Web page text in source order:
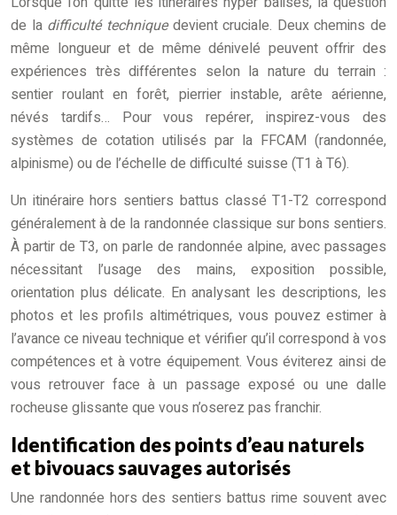
de la difficulté techniquedevient cruciale. Deux chemins de
même longueur et de même dénivelé peuvent offrir des
expériences très différentes selon la nature du terrain :
sentier roulant en forêt, pierrier instable, arête aérienne,
névés tardifs… Pour vous repérer, inspirez-vous des
systèmes de cotation utilisés par la FFCAM (randonnée,
alpinisme) ou de l’échelle de difficulté suisse (T1 à T6).
Un itinéraire hors sentiers battus classé T1-T2 correspond
généralement à de la randonnée classique sur bons sentiers.
À partir de T3, on parle de randonnée alpine, avec passages
nécessitant l’usage des mains, exposition possible,
orientation plus délicate. En analysant les descriptions, les
photos et les profils altimétriques, vous pouvez estimer à
l’avance ce niveau technique et vérifier qu’il correspond à vos
compétences et à votre équipement. Vous éviterez ainsi de
vous retrouver face à un passage exposé ou une dalle
rocheuse glissante que vous n’oserez pas franchir.
Identification des points d’eau naturels
et bivouacs sauvages autorisés
Une randonnée hors des sentiers battus rime souvent avec